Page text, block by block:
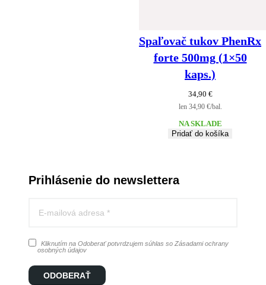
Spaľovač tukov PhenRx
forte 500mg (1×50
kaps.)
34,90 €
len 34,90 €/bal.
NA SKLADE
Pridať do košíka
Prihlásenie do newslettera
Kliknutím na Odoberať potvrdzujem súhlas so Zásadami ochrany
osobných údajov
ODOBERAŤ